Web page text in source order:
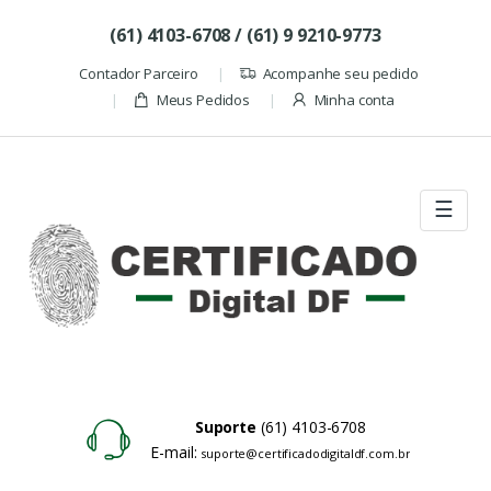
(61) 4103-6708 / (61) 9 9210-9773
Contador Parceiro
Acompanhe seu pedido
Meus Pedidos
Minha conta
☰
Suporte (61) 4103-6708
E-mail: suporte@certificadodigitaldf.com.br